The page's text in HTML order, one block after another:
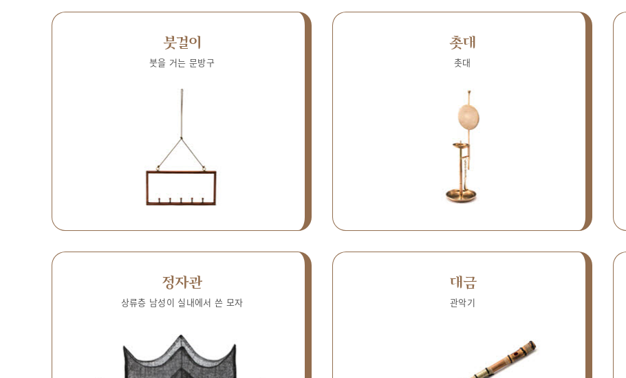
붓걸이
붓을 거는 문방구
촛대
촛대
정자관
상류층 남성이 실내에서 쓴 모자
대금
관악기